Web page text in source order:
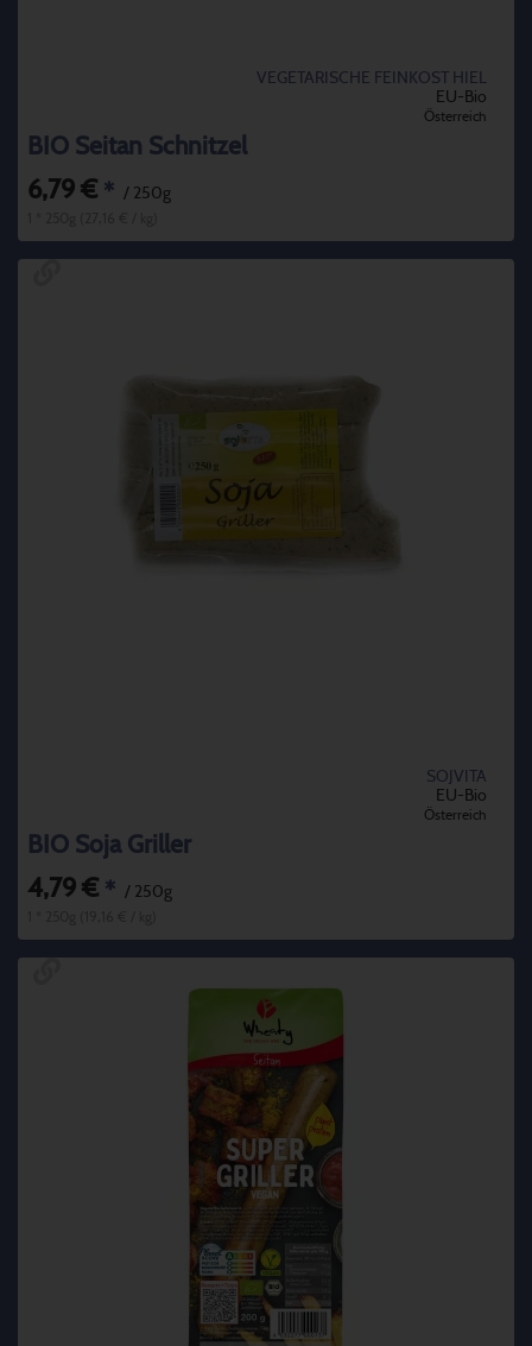
VEGETARISCHE FEINKOST HIEL
EU-Bio
Österreich
BIO Seitan Schnitzel
6,79 € * / 250g
SOJVITA
EU-Bio
Österreich
BIO Soja Griller
4,79 € * / 250g